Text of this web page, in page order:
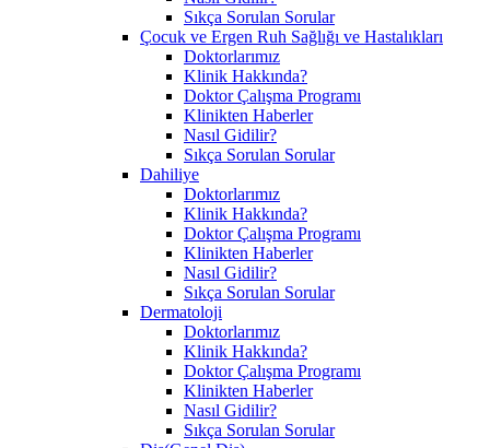
Sıkça Sorulan Sorular
Çocuk ve Ergen Ruh Sağlığı ve Hastalıkları
Doktorlarımız
Klinik Hakkında?
Doktor Çalışma Programı
Klinikten Haberler
Nasıl Gidilir?
Sıkça Sorulan Sorular
Dahiliye
Doktorlarımız
Klinik Hakkında?
Doktor Çalışma Programı
Klinikten Haberler
Nasıl Gidilir?
Sıkça Sorulan Sorular
Dermatoloji
Doktorlarımız
Klinik Hakkında?
Doktor Çalışma Programı
Klinikten Haberler
Nasıl Gidilir?
Sıkça Sorulan Sorular